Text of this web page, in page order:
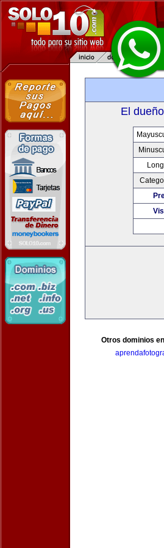
El
Otros dominios